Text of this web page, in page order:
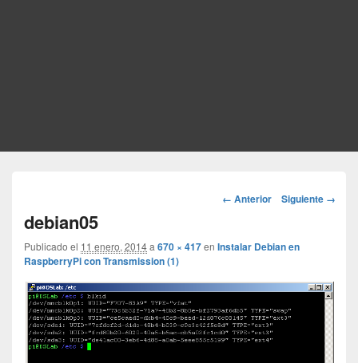
Navegador
← Anterior Siguiente →
debian05
Publicado el 11 enero, 2014a 670 × 417en Instalar Debian en
RaspberryPi con Transmission (1)